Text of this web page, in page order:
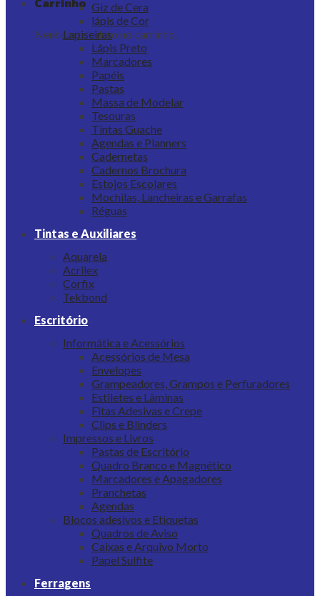
Nenhum produto no carrinho.
Giz de Cera
lápis de Cor
Lapiseiras
Lápis Preto
Marcadores
Papéis
Pastas
Massa de Modelar
Tesouras
Tintas Guache
Agendas e Planners
Cadernetas
Cadernos Brochura
Estojos Escolares
Mochilas, Lancheiras e Garrafas
Réguas
Tintas e Auxiliares
Aquarela
Acrilex
Corfix
Tekbond
Escritório
Informática e Acessórios
Acessórios de Mesa
Envelopes
Grampeadores, Grampos e Perfuradores
Estiletes e Lâminas
Fitas Adesivas e Crepe
Clips e Blinders
Impressos e Livros
Pastas de Escritório
Quadro Branco e Magnético
Marcadores e Apagadores
Pranchetas
Agendas
Blocos adesivos e Etiquetas
Quadros de Aviso
Caixas e Arquivo Morto
Papel Sulfite
Ferragens